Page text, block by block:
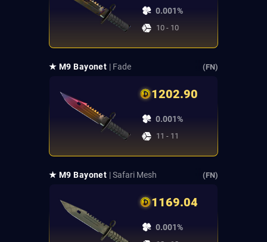
0.001%
10 - 10
★ M9 Bayonet | Fade (FN)
1202.90
0.001%
11 - 11
★ M9 Bayonet | Safari Mesh (FN)
1169.04
0.001%